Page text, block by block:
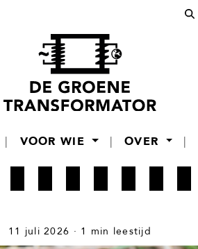
| VOOR WIE | OVER |
11 juli 2026 · 1 min leestijd